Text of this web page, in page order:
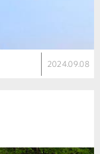
2024.09.08